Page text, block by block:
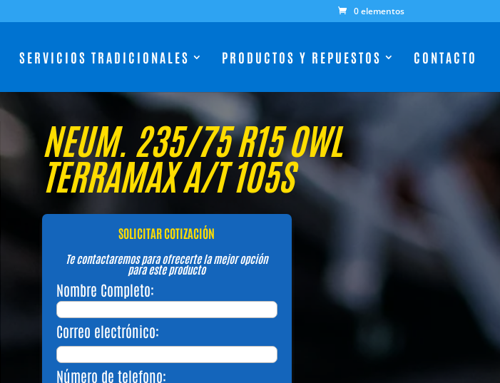
0 elementos
SERVICIOS TRADICIONALES PRODUCTOS Y REPUESTOS CONTACTO
NEUM. 235/75 R15 OWL
TERRAMAX A/T 105S
SOLICITAR COTIZACIÓN
Te contactaremos para ofrecerte la mejor opción
para este producto
Nombre Completo:
Correo electrónico:
Número de telefono: